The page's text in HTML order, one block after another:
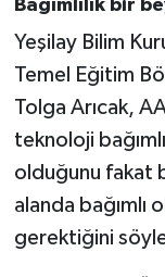
Bağımlılık bir
Yeşilay Bilim
Temel Eğitim
Tolga Arıcak,
teknoloji
olduğunu fakat
alanda bağımlı
gerektiğini
Çanakkale
Çankırı
Çorum
Denizli
Diyarbakır
Podcast
Bilim,
Biyografiler
Diyanet TV
İhtida